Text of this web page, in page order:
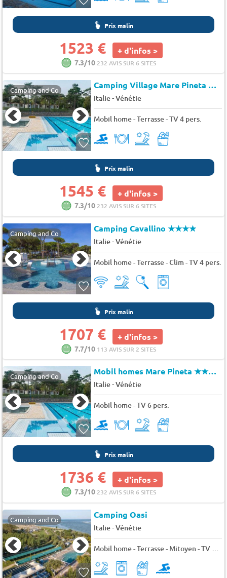
Prix malin
1523 € + d'infos >
7.3/10 232 AVIS SUR 6 SITES
Camping and Co Camping Village Mare Pineta
Italie-Vénétie
Mobil home - Terrasse - TV 4 pers.
Prix malin
1545 € + d'infos >
7.3/10 232 AVIS SUR 6 SITES
Camping and Co Camping Cavallino★★★★
Italie-Vénétie
Mobil home - Terrasse - Clim - TV 4 pers.
Prix malin
1707 € + d'infos >
7.7/10 113 AVIS SUR 2 SITES
Camping and Co Mobil homes Mare Pineta★★★★
Italie-Vénétie
Mobil home - TV 6 pers.
Prix malin
1736 € + d'infos >
7.3/10 232 AVIS SUR 6 SITES
Camping and Co Camping Oasi
Italie-Vénétie